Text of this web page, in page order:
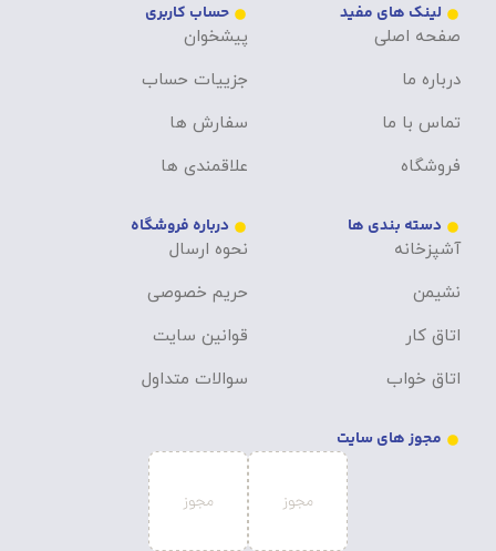
لینک های مفید
صفحه اصلی
درباره ما
تماس با ما
فروشگاه
حساب کاربری
پیشخوان
جزییات حساب
سفارش ها
علاقمندی ها
دسته بندی ها
آشپزخانه
نشیمن
اتاق کار
اتاق خواب
درباره فروشگاه
نحوه ارسال
حریم خصوصی
قوانین سایت
سوالات متداول
مجوز های سایت